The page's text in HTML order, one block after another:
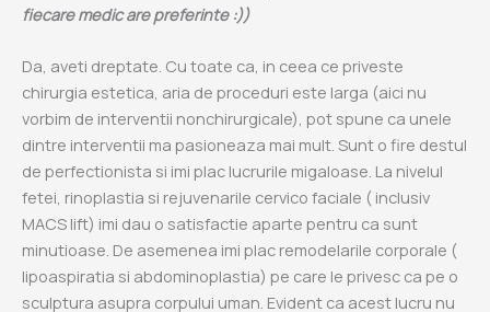
fiecare medic are preferinte :))
Da, aveti dreptate. Cu toate ca, in ceea ce priveste
chirurgia estetica, aria de proceduri este larga (aici nu
vorbim de interventii nonchirurgicale), pot spune ca unele
dintre interventii ma pasioneaza mai mult. Sunt o fire destul
de perfectionista si imi plac lucrurile migaloase. La nivelul
fetei, rinoplastia si rejuvenarile cervico faciale ( inclusiv
MACS lift) imi dau o satisfactie aparte pentru ca sunt
minutioase. De asemenea imi plac remodelarile corporale (
lipoaspiratia si abdominoplastia) pe care le privesc ca pe o
sculptura asupra corpului uman. Evident ca acest lucru nu